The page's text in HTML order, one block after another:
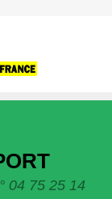
04 75 25 14